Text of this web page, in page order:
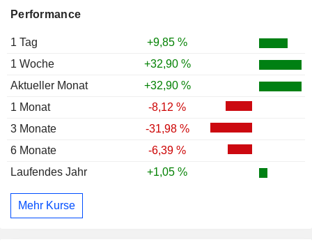
Performance
1 Tag
+9,85 %
1 Woche
+32,90 %
Aktueller Monat
+32,90 %
1 Monat
-8,12 %
3 Monate
-31,98 %
6 Monate
-6,39 %
Laufendes Jahr
+1,05 %
Mehr Kurse